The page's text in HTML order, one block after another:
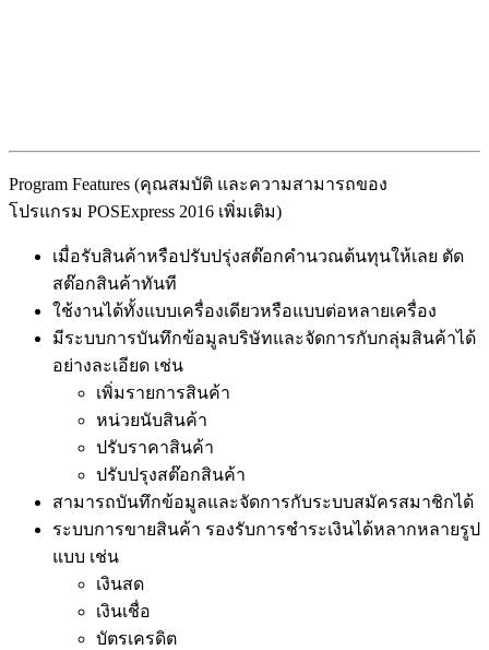
Program Features (คุณสมบัติ และความสามารถของ
โปรแกรม POSExpress 2016 เพิ่มเติม)
เมื่อรับสินค้าหรือปรับปรุ่งสต๊อกคำนวณต้นทุนให้เลย ตัด
สต๊อกสินค้าทันที
ใช้งานได้ทั้งแบบเครื่องเดียวหรือแบบต่อหลายเครื่อง
มีระบบการบันทึกข้อมูลบริษัทและจัดการกับกลุ่มสินค้าได้
อย่างละเอียด เช่น
เพิ่มรายการสินค้า
หน่วยนับสินค้า
ปรับราคาสินค้า
ปรับปรุงสต๊อกสินค้า
สามารถบันทึกข้อมูลและจัดการกับระบบสมัครสมาชิกได้
ระบบการขายสินค้า รองรับการชำระเงินได้หลากหลายรูป
แบบ เช่น
เงินสด
เงินเชื่อ
บัตรเครดิต